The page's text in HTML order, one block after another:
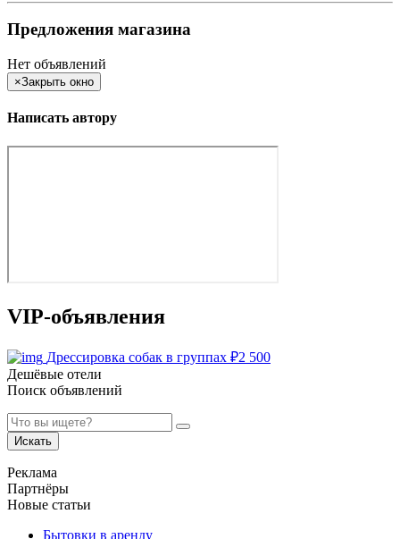
Предложения магазина
Нет объявлений
×Закрыть окно
Написать автору
VIP-объявления
Дрессировка собак в группах ₽2 500
Дешёвые отели
Поиск объявлений
Искать
Реклама
Партнёры
Новые статьи
Бытовки в аренду